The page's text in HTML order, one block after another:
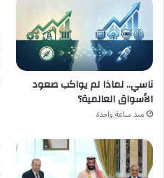
تاسي.. لماذا لم يواكب صعود
الأسواق العالمية؟
منذ ساعة واحدة